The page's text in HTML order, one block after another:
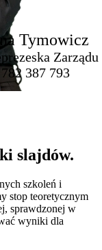
Tymowicz
Zarządu
782 387 793
slajdów.
szkoleń i
stop teoretycznym
sprawdzonej w
wyniki dla